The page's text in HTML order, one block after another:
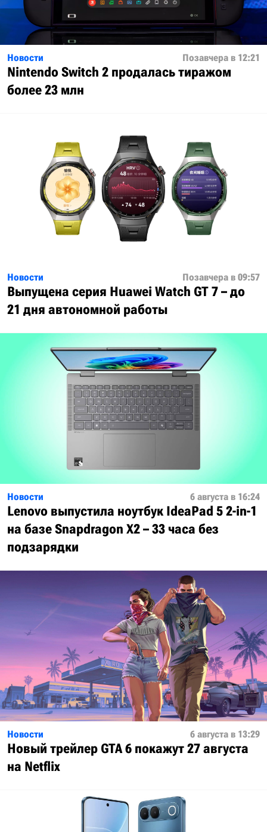
Новости Позавчера в 12:21
Nintendo Switch 2 продалась тиражом
более 23 млн
Новости Позавчера в 09:57
Выпущена серия Huawei Watch GT 7 – до
21 дня автономной работы
Новости 6 августа в 16:24
Lenovo выпустила ноутбук IdeaPad 5 2-in-1
на базе Snapdragon X2 – 33 часа без
подзарядки
Новости 6 августа в 13:29
Новый трейлер GTA 6 покажут 27 августа
на Netflix